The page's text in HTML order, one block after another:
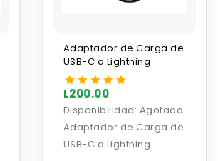
Adaptador de Carga de
USB-C a Lightning
L200.00
Disponibilidad: Agotado
Adaptador de Carga de
USB-C a Lightning